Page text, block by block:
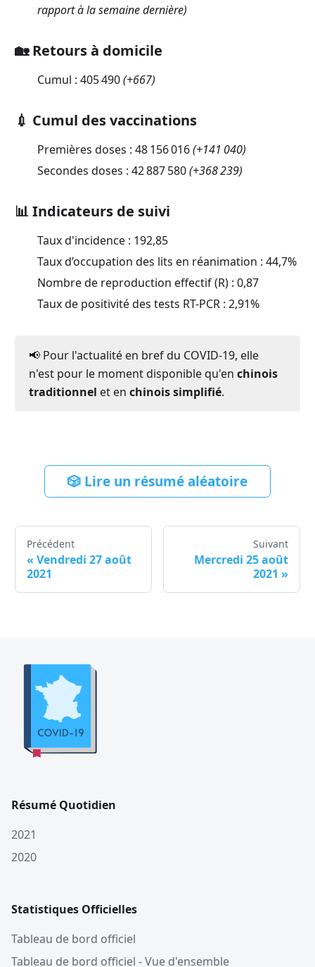
rapport à la semaine dernière)
🏡 Retours à domicile
Cumul : 405 490(+667)
💉 Cumul des vaccinations
Premières doses : 48 156 016(+141 040)
Secondes doses : 42 887 580(+368 239)
📊 Indicateurs de suivi
Taux d'incidence : 192,85
Taux d’occupation des lits en réanimation : 44,7%
Nombre de reproduction effectif (R) : 0,87
Taux de positivité des tests RT-PCR : 2,91%
📢 Pour l'actualité en bref du COVID-19, elle
n'est pour le moment disponible qu'en chinois
traditionnel et en chinois simplifié.
🎲 Lire un résumé aléatoire
Précédent
« Vendredi 27 août
2021
Suivant
Mercredi 25 août
2021 »
Résumé Quotidien
2021
2020
Statistiques Officielles
Tableau de bord officiel
Tableau de bord officiel - Vue d'ensemble